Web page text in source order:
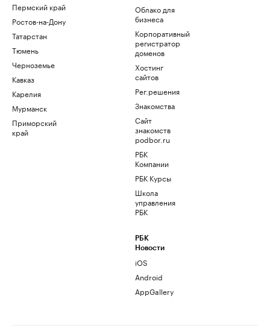
Пермский край
Ростов-на-Дону
Татарстан
Тюмень
Черноземье
Кавказ
Карелия
Мурманск
Приморский
край
Облако для
бизнеса
Корпоративный
регистратор
доменов
Хостинг
сайтов
Рег.решения
Знакомства
Сайт
знакомств
podbor.ru
РБК
Компании
РБК Курсы
Школа
управления
РБК
РБК
Новости
iOS
Android
AppGallery